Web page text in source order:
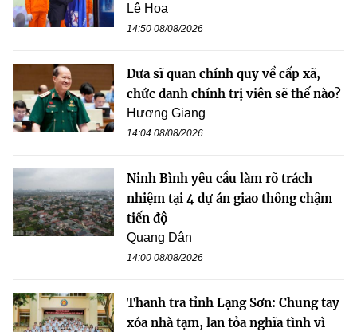
Lê Hoa
14:50 08/08/2026
Đưa sĩ quan chính quy về cấp xã,
chức danh chính trị viên sẽ thế nào?
Hương Giang
14:04 08/08/2026
Ninh Bình yêu cầu làm rõ trách
nhiệm tại 4 dự án giao thông chậm
tiến độ
Quang Dân
14:00 08/08/2026
Thanh tra tỉnh Lạng Sơn: Chung tay
xóa nhà tạm, lan tỏa nghĩa tình vì